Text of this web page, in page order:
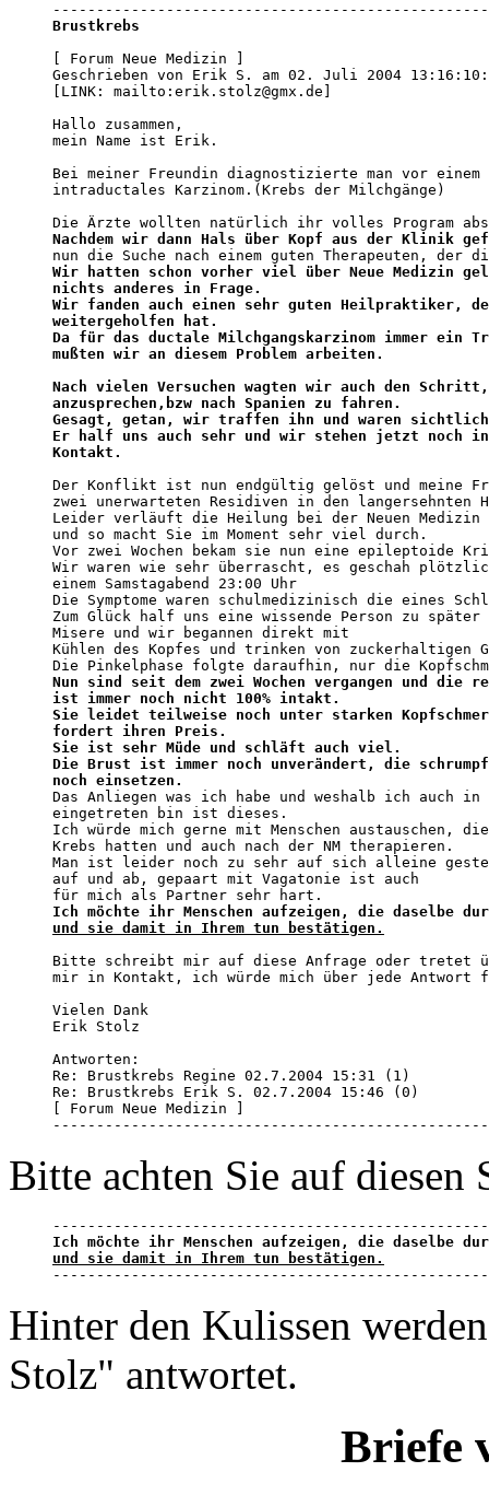
Brustkrebs
[ Forum Neue Medizin ]
Geschrieben von Erik S. am 02. Juli 2004 13:16:10:
[LINK: mailto:erik.stolz@gmx.de]
Hallo zusammen,
mein Name ist Erik.
Bei meiner Freundin diagnostizierte man vor
intraductales Karzinom.(Krebs der Milchgänge)
Nachdem wir dann Hals über Kopf aus der Klinik
Wir hatten schon vorher viel über Neue Medizin
nichts anderes in Frage.
Wir fanden auch einen sehr guten Heilpraktiker,
weitergeholfen hat.
Da für das ductale Milchgangskarzinom immer
mußten wir an diesem Problem arbeiten.
Nach vielen Versuchen wagten wir auch den
anzusprechen,bzw nach Spanien zu fahren.
Gesagt, getan, wir traffen ihn und waren
Er half uns auch sehr und wir stehen jetzt noch
Kontakt.
Der Konflikt ist nun endgültig gelöst und meine
zwei unerwarteten Residiven in den langersehnten
Leider verläuft die Heilung bei der Neuen Medizin
und so macht Sie im Moment sehr viel durch.
Vor zwei Wochen bekam sie nun eine epileptoide
Wir waren wie sehr überrascht, es geschah
einem Samstagabend 23:00 Uhr
Die Symptome waren schulmedizinisch die eines
Zum Glück half uns eine wissende Person zu
Misere und wir begannen direkt mit
Kühlen des Kopfes und trinken von zuckerhaltigen
Nun sind seit dem zwei Wochen vergangen und die
ist immer noch nicht 100% intakt.
Sie leidet teilweise noch unter starken
fordert ihren Preis.
Sie ist sehr Müde und schläft auch viel.
Die Brust ist immer noch unverändert, die
noch einsetzen.
Das Anliegen was ich habe und weshalb ich auch in
eingetreten bin ist dieses.
Ich würde mich gerne mit Menschen austauschen,
Krebs hatten und auch nach der NM therapieren.
Man ist leider noch zu sehr auf sich alleine
auf und ab, gepaart mit Vagatonie ist auch
und sie damit in Ihrem tun bestätigen.
Bitte schreibt mir auf diese Anfrage oder tretet
mir in Kontakt, ich würde mich über jede Antwort
Vielen Dank
Erik Stolz
Antworten:
Re: Brustkrebs Regine 02.7.2004 15:31 (1)
Re: Brustkrebs Erik S. 02.7.2004 15:46 (0)
[ Forum Neue Medizin ]
Bitte achten Sie auf diesen
und sie damit in Ihrem tun bestätigen.
Hinter den Kulissen
Stolz" antwortet.
Briefe